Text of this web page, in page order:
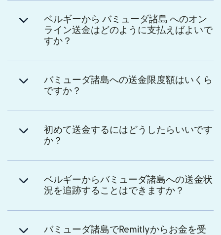
ベルギーから バミューダ諸島 へのオン
ライン送金はどのように支払えばよいで
すか？
バミューダ諸島への送金限度額はいくら
ですか？
初めて送金するにはどうしたらいいです
か？
ベルギーからバミューダ諸島への送金状
況を追跡することはできますか？
バミューダ諸島でRemitlyからお金を受